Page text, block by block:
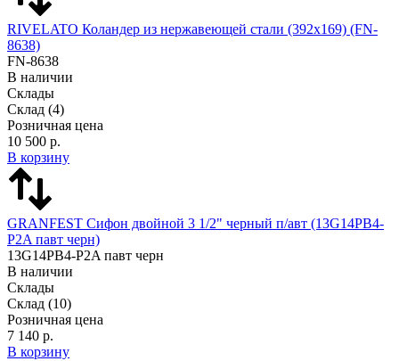
RIVELATO Коландер из нержавеющей стали (392x169) (FN-
8638)
FN-8638
В наличии
Склады
Склад (4)
Розничная цена
10 500 р.
В корзину
GRANFEST Сифон двойной 3 1/2" черный п/авт (13G14PB4-
P2A павт черн)
13G14PB4-P2A павт черн
В наличии
Склады
Склад (10)
Розничная цена
7 140 р.
В корзину